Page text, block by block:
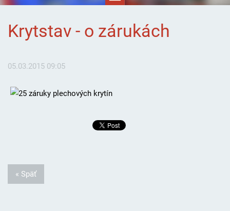
Krytstav - o zárukách
05.03.2015 09:05
« Späť